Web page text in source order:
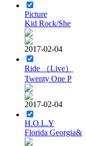
Picture
Kid Rock/She
2017-02-04
Ride （Live）
Twenty One P
2017-02-04
H.O.L.Y
Florida Georgia&